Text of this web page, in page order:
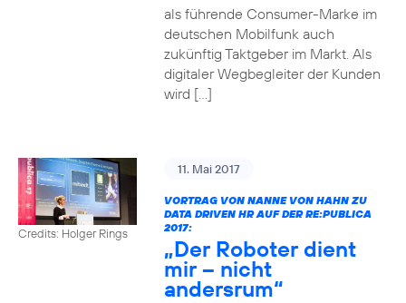
als führende Consumer-Marke im
deutschen Mobilfunk auch
zukünftig Taktgeber im Markt. Als
digitaler Wegbegleiter der Kunden
wird […]
Credits: Holger Rings
11. Mai 2017
VORTRAG VON NANNE VON HAHN ZU
DATA DRIVEN HR AUF DER RE:PUBLICA
2017:
„Der Roboter dient
mir – nicht
andersrum“